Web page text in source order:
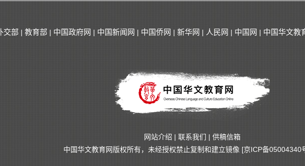
交部 | 教育部 | 中国政府网 | 中国新闻网 | 中国侨网 | 新华网 | 人民网 | 中国网 | 中国华文教
网站介绍 | 联系我们 | 供稿信箱
中国华文教育网版权所有，未经授权禁止复制和建立镜像 [京ICP备05004340